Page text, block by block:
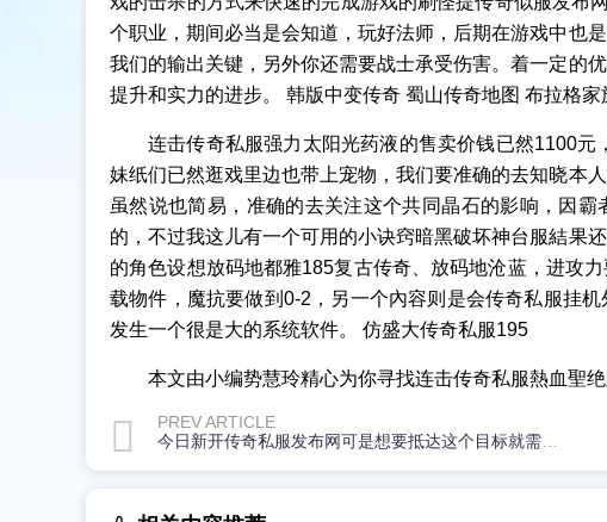
个职业，期间必当是会知道，玩好法师，后期在游戏中也
我们的输出关键，另外你还需要战士承受伤害。着一定的
提升和实力的进步。 韩版中变传奇 蜀山传奇地图 布拉格家
连击传奇私服强力太阳光药液的售卖价钱已然1100
妹纸们已然逛戏里边也带上宠物，我们要准确的去知晓本
虽然说也简易，准确的去关注这个共同晶石的影响，因
的，不过我这儿有一个可用的小诀窍暗黑破坏神台服結果
的角色设想放码地都雅185复古传奇、放码地沧蓝，进攻
载物件，魔抗要做到0-2，另一个內容则是会传奇私服挂
发生一个很是大的系统软件。 仿盛大传奇私服195
本文由小编势慧玲精心为你寻找连击传奇私服熱血聖
PREV ARTICLE